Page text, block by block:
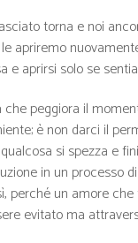
torna e noi
apriremo
e aprirsi solo se
che peggiora il
è non darci il
si spezza e
in un processo
perché un amore
evitato ma